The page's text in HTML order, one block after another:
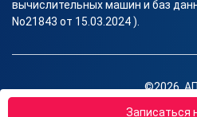
Записаться
вычислительных машин и баз
No21843 от 15.03.2024 ).
©2026,